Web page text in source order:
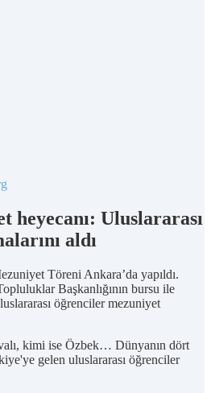
heyecanı: Uluslararası
aldı
Töreni Ankara’da yapıldı.
Başkanlığının bursu ile
öğrenciler mezuniyet
kimi ise Özbek… Dünyanın dört
gelen uluslararası öğrenciler